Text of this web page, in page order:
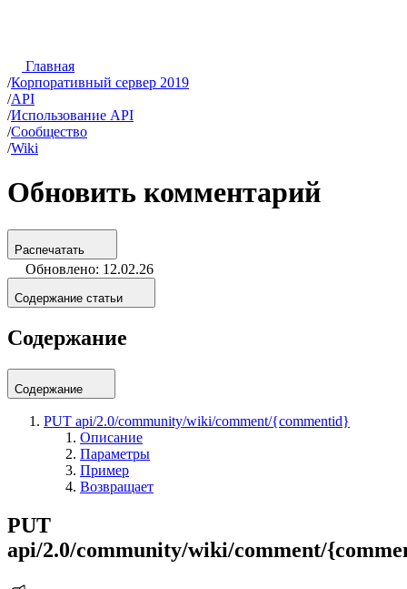
Главная
/Корпоративный сервер 2019
/API
/Использование API
/Сообщество
/Wiki
Обновить комментарий
Распечатать
Обновлено: 12.02.26
Содержание статьи
Содержание
Содержание
PUT api/2.0/community/wiki/comment/{commentid}
Описание
Параметры
Пример
Возвращает
PUT
api/2.0/community/wiki/comment/